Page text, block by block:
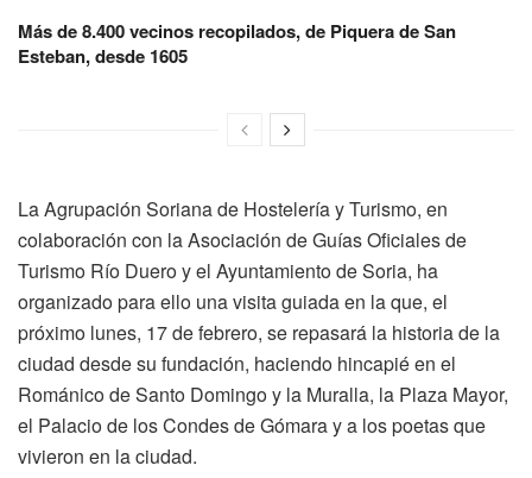
Más de 8.400 vecinos recopilados, de Piquera de San
Esteban, desde 1605
La Agrupación Soriana de Hostelería y Turismo, en
colaboración con la Asociación de Guías Oficiales de
Turismo Río Duero y el Ayuntamiento de Soria, ha
organizado para ello una visita guiada en la que, el
próximo lunes, 17 de febrero, se repasará la historia de la
ciudad desde su fundación, haciendo hincapié en el
Románico de Santo Domingo y la Muralla, la Plaza Mayor,
el Palacio de los Condes de Gómara y a los poetas que
vivieron en la ciudad.